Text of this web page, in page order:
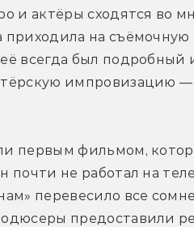
и актёры сходятся во
приходила на
всегда был
импровизацию —
первым фильмом,
почти не работал на
перевесило все
предоставили